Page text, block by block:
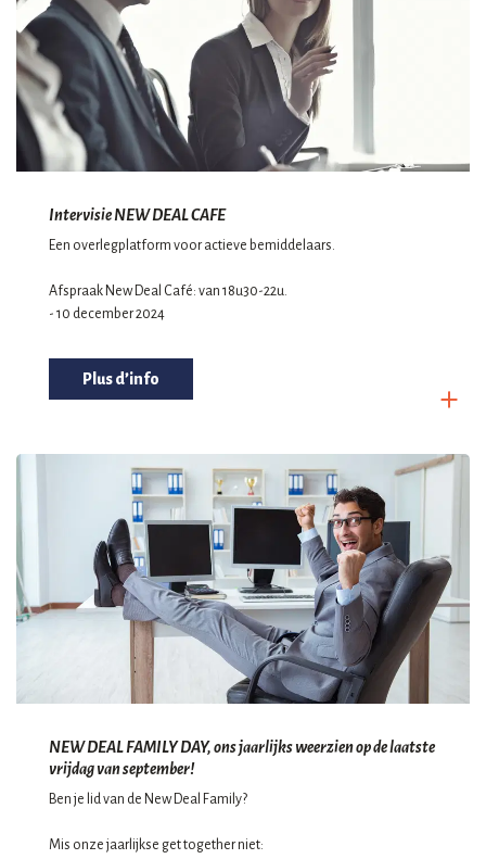
Intervisie NEW DEAL CAFE
Een overlegplatform voor actieve bemiddelaars.
Afspraak New Deal Café: van 18u30-22u.
- 10 december 2024
Plus d’info
NEW DEAL FAMILY DAY, ons jaarlijks weerzien op de laatste
vrijdag van september!
Ben je lid van de New Deal Family?
Mis onze jaarlijkse get together niet: